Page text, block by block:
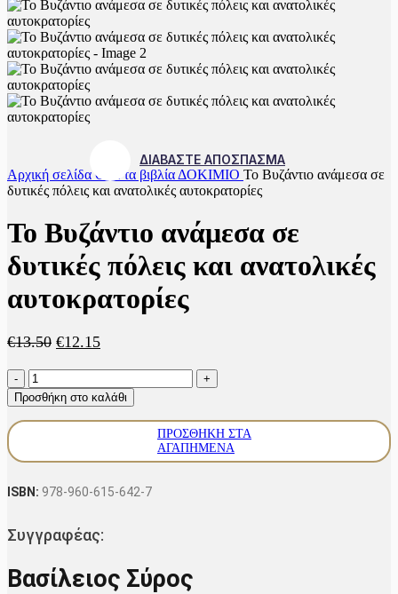
ΔΙΑΒΑΣΤΕ ΑΠΟΣΠΑΣΜΑ
Αρχική σελίδα Όλα τα βιβλία ΔΟΚΙΜΙΟ Το Βυζάντιο ανάμεσα σε
δυτικές πόλεις και ανατολικές αυτοκρατορίες
Το Βυζάντιο ανάμεσα σε
δυτικές πόλεις και ανατολικές
αυτοκρατορίες
€13.50 Original
€13.50.
€12.15Η
είναι:
€12.15.
Το
Βυζάντιο
ανάμεσα
σε
ανατολικές
Προσθήκη στο καλάθι
ΠΡΟΣΘΉΚΗ ΣΤΑ
ΑΓΑΠΗΜΈΝΑ
ISBN: 978-960-615-642-7
Συγγραφέας:
Βασίλειος Σύρος